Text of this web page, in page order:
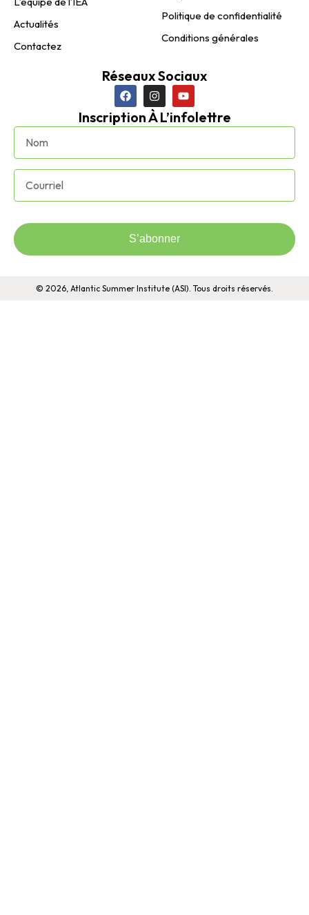
Actualités
Contactez
Politique de confidentialité
Conditions générales
Réseaux Sociaux
Inscription À L’infolettre
S’abonner
© 2026, Atlantic Summer Institute (ASI). Tous droits réservés.